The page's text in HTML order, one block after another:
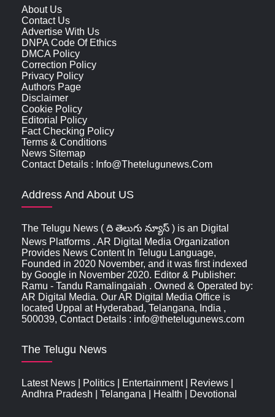
About Us
Contact Us
Advertise With Us
DNPA Code Of Ethics
DMCA Policy
Correction Policy
Privacy Policy
Authors Page
Disclaimer
Cookie Policy
Editorial Policy
Fact Checking Policy
Terms & Conditions
News Sitemap
Contact Details : Info@thetelugunews.com
Address And About US
The Telugu News ( ది తెలుగు న్యూస్‌ ) is an Digital
News Platforms . AR Digital Media Organization
Provides News Content In Telugu Language,
Founded in 2020 November, and it was first indexed
by Google in November 2020. Editor & Publisher:
Ramu - Tandu Ramalingaiah . Owned & Operated by:
AR Digital Media. Our AR Digital Media Office is
located Uppal at Hyderabad, Telangana, India ,
500039, Contact Details : info@thetelugunews.com
The Telugu News
Latest News Politics Entertainment| Reviews
Andhra Pradesh
Telangana Health Devotional